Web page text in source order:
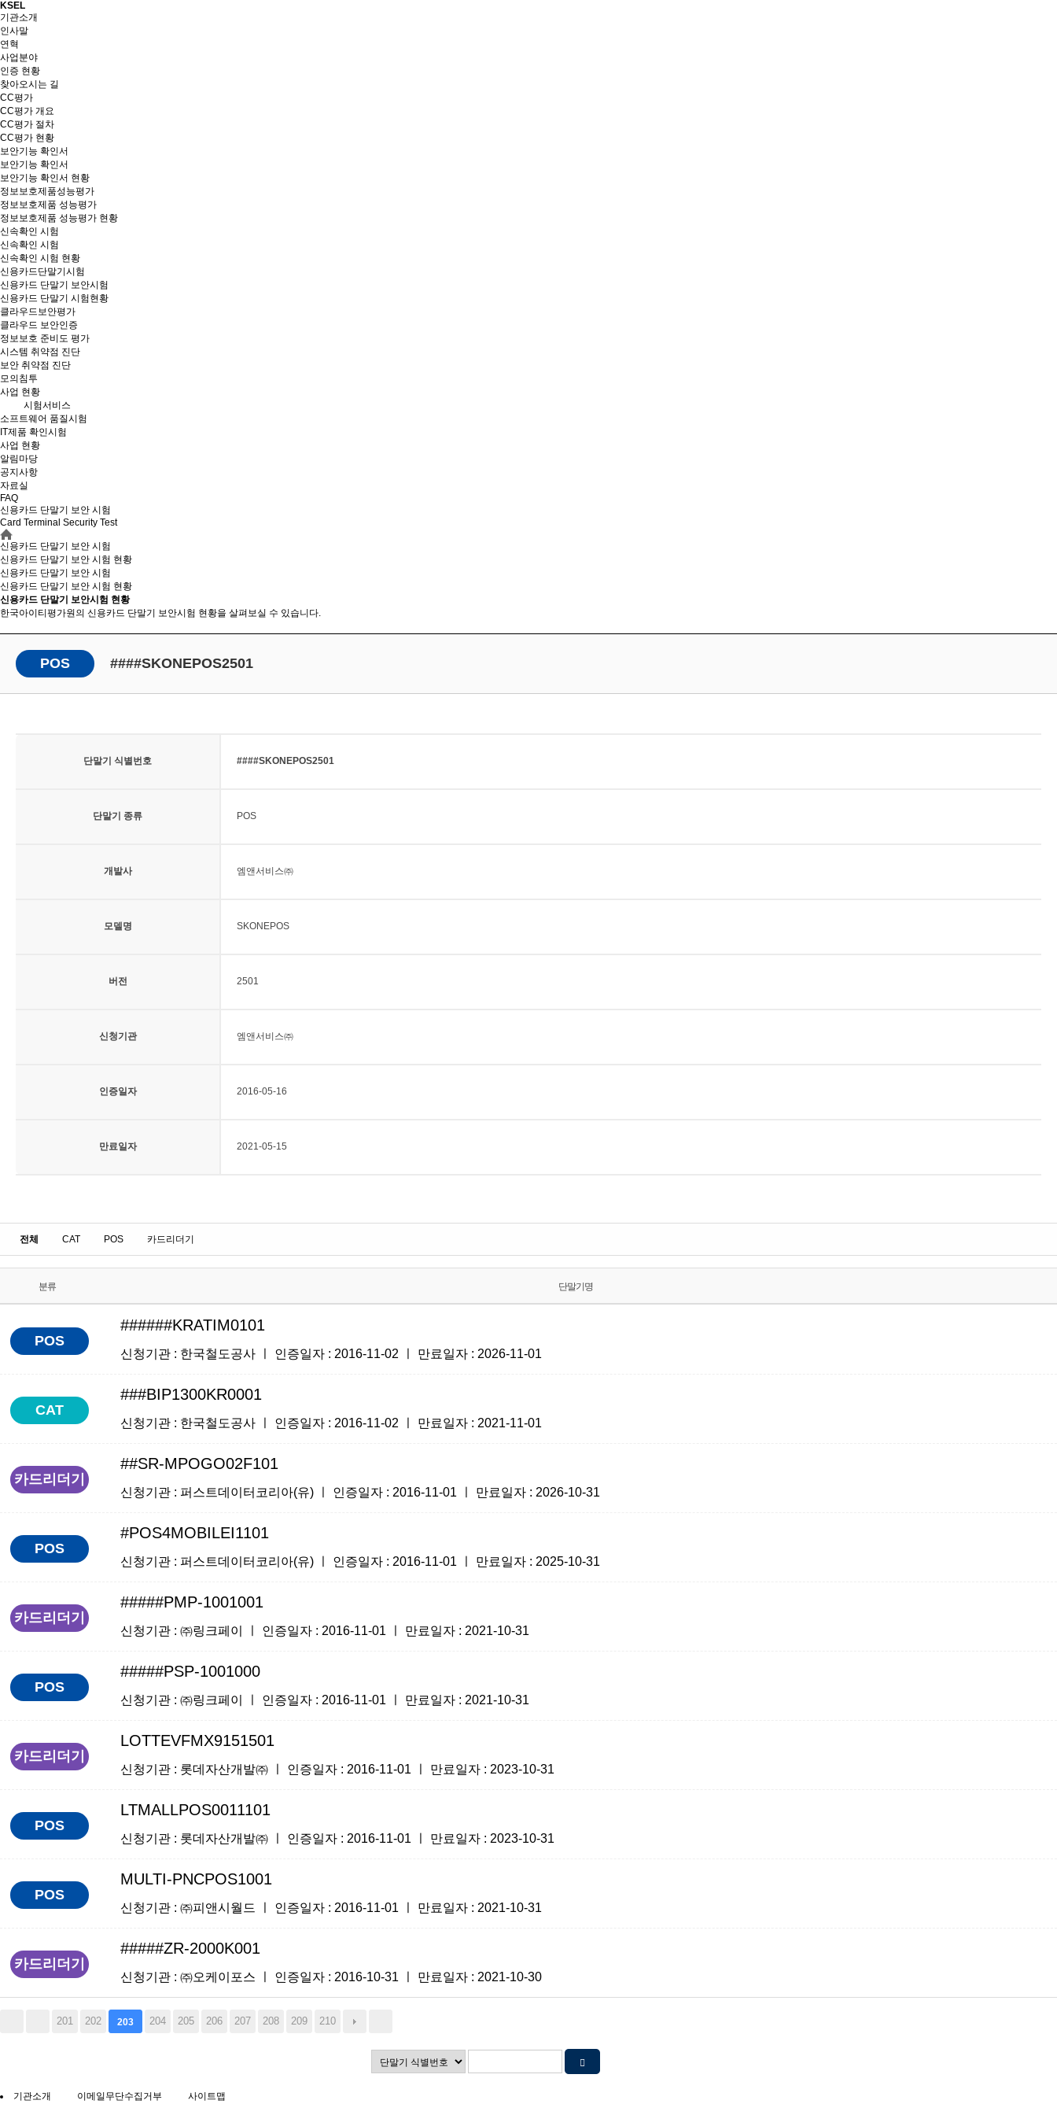
KSEL
기관소개
인사말
연혁
사업분야
인증 현황
찾아오시는 길
CC평가
CC평가 개요
CC평가 절차
CC평가 현황
보안기능 확인서
보안기능 확인서
보안기능 확인서 현황
정보보호제품성능평가
정보보호제품 성능평가
정보보호제품 성능평가 현황
신속확인 시험
신속확인 시험
신속확인 시험 현황
신용카드단말기시험
신용카드 단말기 보안시험
신용카드 단말기 시험현황
클라우드보안평가
클라우드 보안인증
정보보호 준비도 평가
시스템 취약점 진단
보안 취약점 진단
모의침투
사업 현황
시험서비스
소프트웨어 품질시험
IT제품 확인시험
사업 현황
알림마당
공지사항
자료실
FAQ
신용카드 단말기 보안 시험
Card Terminal Security Test
신용카드 단말기 보안 시험
신용카드 단말기 보안 시험 현황
신용카드 단말기 보안 시험
신용카드 단말기 보안 시험 현황
신용카드 단말기 보안시험 현황
한국아이티평가원의 신용카드 단말기 보안시험 현황을 살펴보실 수 있습니다.
POS ####SKONEPOS2501
단말기 식별번호 ####SKONEPOS2501
단말기 종류 POS
개발사 엠앤서비스㈜
모델명 SKONEPOS
버전 2501
신청기관 엠앤서비스㈜
인증일자 2016-05-16
만료일자 2021-05-15
전체 CAT POS 카드리더기
분류 단말기명
POS
######KRATIM0101
신청기관 : 한국철도공사 ㅣ 인증일자 : 2016-11-02 ㅣ 만료일자 : 2026-11-01
CAT
###BIP1300KR0001
신청기관 : 한국철도공사 ㅣ 인증일자 : 2016-11-02 ㅣ 만료일자 : 2021-11-01
카드리더기
##SR-MPOGO02F101
신청기관 : 퍼스트데이터코리아(유) ㅣ 인증일자 : 2016-11-01 ㅣ 만료일자 : 2026-10-31
POS
#POS4MOBILEI1101
신청기관 : 퍼스트데이터코리아(유) ㅣ 인증일자 : 2016-11-01 ㅣ 만료일자 : 2025-10-31
카드리더기
#####PMP-1001001
신청기관 : ㈜링크페이 ㅣ 인증일자 : 2016-11-01 ㅣ 만료일자 : 2021-10-31
POS
#####PSP-1001000
신청기관 : ㈜링크페이 ㅣ 인증일자 : 2016-11-01 ㅣ 만료일자 : 2021-10-31
카드리더기
LOTTEVFMX9151501
신청기관 : 롯데자산개발㈜ ㅣ 인증일자 : 2016-11-01 ㅣ 만료일자 : 2023-10-31
POS
LTMALLPOS0011101
신청기관 : 롯데자산개발㈜ ㅣ 인증일자 : 2016-11-01 ㅣ 만료일자 : 2023-10-31
POS
MULTI-PNCPOS1001
신청기관 : ㈜피앤시월드 ㅣ 인증일자 : 2016-11-01 ㅣ 만료일자 : 2021-10-31
카드리더기
#####ZR-2000K001
신청기관 : ㈜오케이포스 ㅣ 인증일자 : 2016-10-31 ㅣ 만료일자 : 2021-10-30
201 202 203 204 205 206 207 208 209 210
기관소개 이메일무단수집거부 사이트맵